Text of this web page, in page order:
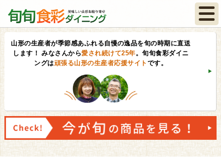
山形の生産者が季節感あふれる自慢の逸品を旬の時期に直送
します！ みなさんから愛され続けて25年。旬旬食彩ダイニ
ングは頑張る山形の生産者応援サイト です。